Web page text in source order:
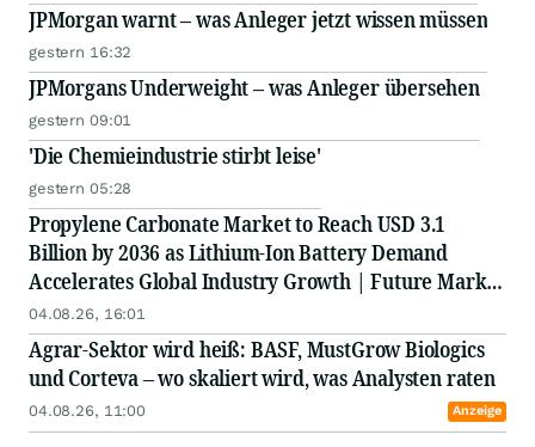
JPMorgan warnt – was Anleger jetzt wissen müssen
gestern 16:32
JPMorgans Underweight – was Anleger übersehen
gestern 09:01
'Die Chemieindustrie stirbt leise'
gestern 05:28
Propylene Carbonate Market to Reach USD 3.1
Billion by 2036 as Lithium-Ion Battery Demand
Accelerates Global Industry Growth | Future Market
Insights
04.08.26, 16:01
Agrar-Sektor wird heiß: BASF, MustGrow Biologics
und Corteva – wo skaliert wird, was Analysten raten
04.08.26, 11:00 Anzeige